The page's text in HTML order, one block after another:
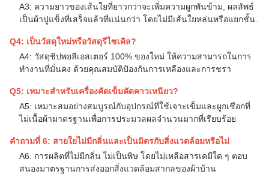
A3: ความยาวของเส้นใยที่ยาวกว่าจะเพิ่มความผูกพันข้าม, ผลลัพธ์
เป็นผ้าปูแข็งที่เสร็จแล้วที่แน่นกว่า โดยไม่มีเส้นใยหล่นหรือแยกชั้น.
Q4: เป็นวัสดุใหม่หรือวัสดุรีไซเคิล?
A4: วัสดุชิปพอลีเอสเตอร์ 100% ของใหม่ ให้ความสามารถในการ
ทํางานที่มั่นคง ด้วยคุณสมบัติป้องกันการเหลืองและการชรา
Q5: เหมาะสําหรับเครื่องคัดเข็มคัดคาวเหนียว?
A5: เหมาะสมอย่างสมบูรณ์กับอุปกรณ์ที่ใช้เจาะเข็มและผูกเชือกที่
ไม่เนื้อผ้ามาตรฐานเพื่อการประมวลผลจํานวนมากที่เรียบร้อย
คําถามที่ 6: สายใยไม่มีกลิ่นและเป็นมิตรกับสิ่งแวดล้อมหรือไม่
A6: การผลิตที่ไม่มีกลิ่น ไม่เป็นพิษ โดยไม่เหลือสารเคมีใด ๆ ตอบ
สนองมาตรฐานการส่งออกสิ่งแวดล้อมสากลของผ้าบ้าน